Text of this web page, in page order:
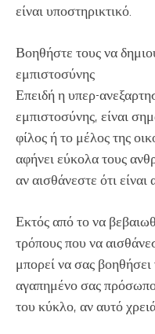
είναι υποστηρικτικό.
Βοηθήστε τους να
εμπιστοσύνης
Επειδή η υπερ-
εμπιστοσύνης, είναι
φίλος ή το μέλος της
αφήνει εύκολα τους
αν αισθάνεστε ότι είναι
Εκτός από το να
τρόπους που να
μπορεί να σας βοηθήσει
αγαπημένο σας πρόσωπο
του κύκλο, αν αυτό